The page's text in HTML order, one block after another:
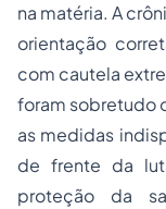
na matéria. A
orientação
com cautela
foram sobretudo
as medidas
de frente da
proteção da